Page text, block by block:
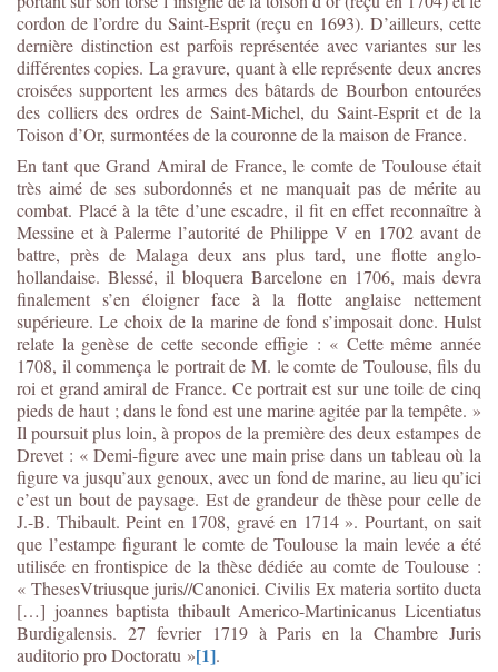
cordon de l’ordre du Saint-Esprit (reçu en 1693). D’ailleurs, cette
dernière distinction est parfois représentée avec variantes sur les
différentes copies. La gravure, quant à elle représente deux ancres
croisées supportent les armes des bâtards de Bourbon entourées
des colliers des ordres de Saint-Michel, du Saint-Esprit et de la
Toison d’Or, surmontées de la couronne de la maison de France.
En tant que Grand Amiral de France, le comte de Toulouse était
très aimé de ses subordonnés et ne manquait pas de mérite au
combat. Placé à la tête d’une escadre, il fit en effet reconnaître à
Messine et à Palerme l’autorité de Philippe V en 1702 avant de
battre, près de Malaga deux ans plus tard, une flotte anglo-
hollandaise. Blessé, il bloquera Barcelone en 1706, mais devra
finalement s’en éloigner face à la flotte anglaise nettement
supérieure. Le choix de la marine de fond s’imposait donc. Hulst
relate la genèse de cette seconde effigie : « Cette même année
1708, il commença le portrait de M. le comte de Toulouse, fils du
roi et grand amiral de France. Ce portrait est sur une toile de cinq
pieds de haut ; dans le fond est une marine agitée par la tempête. »
Il poursuit plus loin, à propos de la première des deux estampes de
Drevet : « Demi-figure avec une main prise dans un tableau où la
figure va jusqu’aux genoux, avec un fond de marine, au lieu qu’ici
c’est un bout de paysage. Est de grandeur de thèse pour celle de
J.-B. Thibault. Peint en 1708, gravé en 1714 ». Pourtant, on sait
que l’estampe figurant le comte de Toulouse la main levée a été
utilisée en frontispice de la thèse dédiée au comte de Toulouse :
« ThesesVtriusque juris//Canonici. Civilis Ex materia sortito ducta
[…] joannes baptista thibault Americo-Martinicanus Licentiatus
Burdigalensis. 27 fevrier 1719 à Paris en la Chambre Juris
auditorio pro Doctoratu »[1].